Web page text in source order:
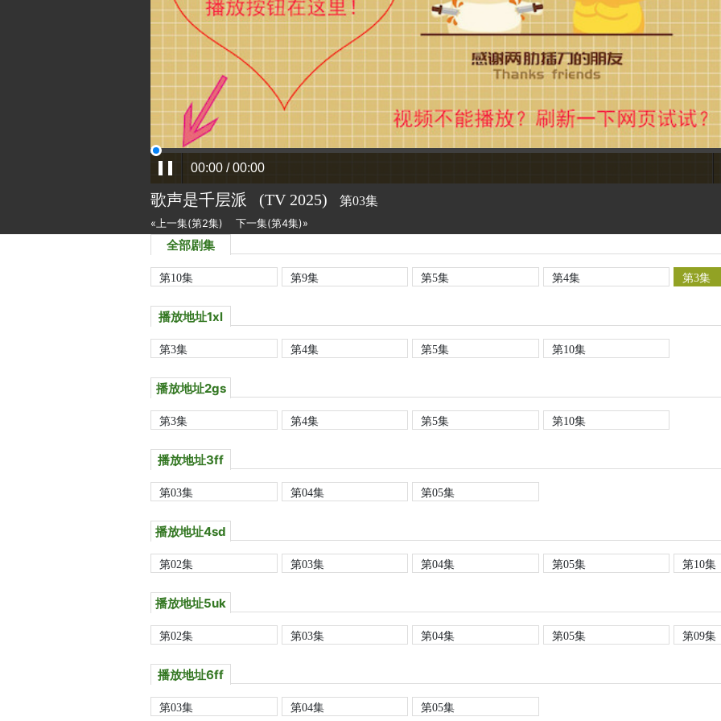
歌声是千层派 (TV 2025) 第03集
«上一集(第2集) 下一集(第4集)»
全部剧集
第10集 第9集 第5集 第4集 第3集
播放地址1xl
第3集 第4集 第5集 第10集
播放地址2gs
第3集 第4集 第5集 第10集
播放地址3ff
第03集 第04集 第05集
播放地址4sd
第02集 第03集 第04集 第05集 第10集
播放地址5uk
第02集 第03集 第04集 第05集 第09集
播放地址6ff
第03集 第04集 第05集